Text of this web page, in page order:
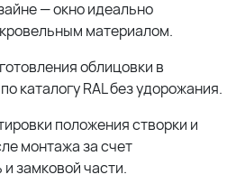
— окно идеально
материалом.
облицовки в
каталогу RAL без удорожания.
положения створки и
монтажа за счет
замковой части.